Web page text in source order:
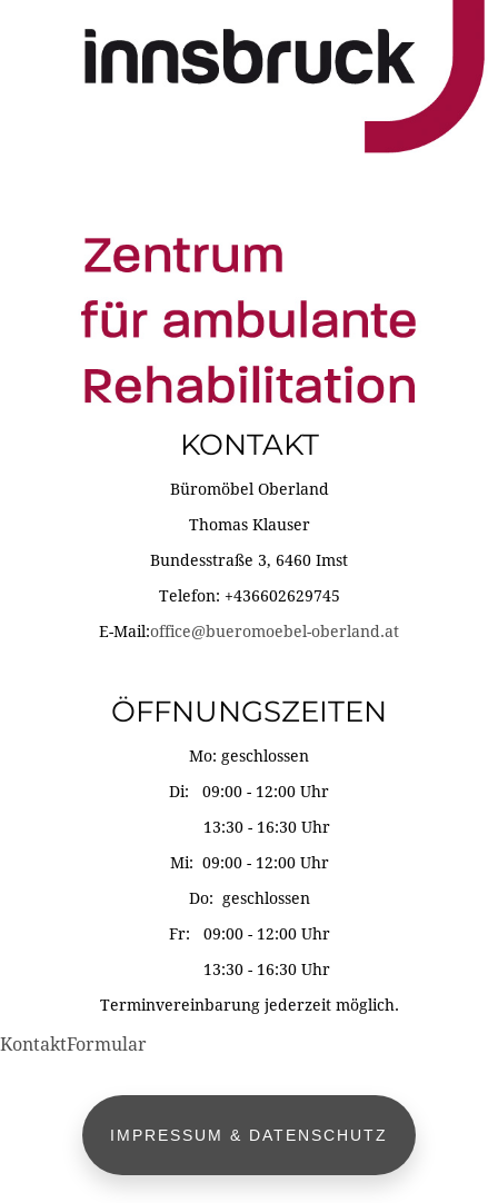
KONTAKT
Büromöbel Oberland
Thomas Klauser
Bundesstraße 3, 6460 Imst
Telefon: +436602629745
E-Mail:office@bueromoebel-oberland.at
ÖFFNUNGSZEITEN
Mo: geschlossen
Di: 09:00 - 12:00 Uhr
13:30 - 16:30 Uhr
Mi: 09:00 - 12:00 Uhr
Do: geschlossen
Fr: 09:00 - 12:00 Uhr
13:30 - 16:30 Uhr
Terminvereinbarung jederzeit möglich.
KontaktFormular
IMPRESSUM & DATENSCHUTZ